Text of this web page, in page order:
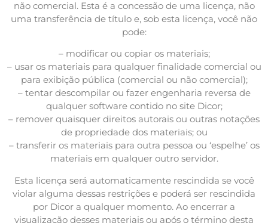
não comercial. Esta é a concessão de uma licença, não
uma transferência de título e, sob esta licença, você não
pode:
– modificar ou copiar os materiais;
– usar os materiais para qualquer finalidade comercial ou
para exibição pública (comercial ou não comercial);
– tentar descompilar ou fazer engenharia reversa de
qualquer software contido no site Dicor;
– remover quaisquer direitos autorais ou outras notações
de propriedade dos materiais; ou
– transferir os materiais para outra pessoa ou ‘espelhe’ os
materiais em qualquer outro servidor.
Esta licença será automaticamente rescindida se você
violar alguma dessas restrições e poderá ser rescindida
por Dicor a qualquer momento. Ao encerrar a
visualização desses materiais ou após o término desta